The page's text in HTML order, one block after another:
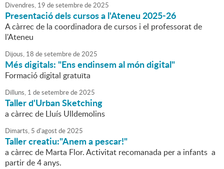
Divendres, 19 desetembrede2025
Presentació dels cursos a l'Ateneu 2025-26
A càrrec de la coordinadora de cursos i el professorat de
l'Ateneu
Dijous, 18 desetembrede2025
Més digitals: "Ens endinsem al món digital"
Formació digital gratuïta
Dilluns, 1 desetembrede2025
Taller d'Urban Sketching
a càrrec de Lluís Ulldemolins
Dimarts, 5 d'agostde2025
Taller creatiu:"Anem a pescar!"
a càrrec de Marta Flor. Activitat recomanada per a infants a
partir de 4 anys.